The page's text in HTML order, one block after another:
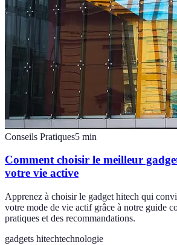
Conseils Pratiques5 min
Comment choisir le meilleur
votre vie active
Apprenez à choisir le gadget hitech qui
votre mode de vie actif grâce à notre guide
pratiques et des recommandations.
gadgets hitechtechnologie